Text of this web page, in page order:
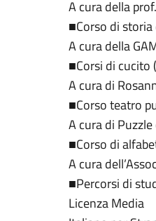
A cura della
■Corso di storia
A cura della
■Corsi di cucito
A cura di
■Corso teatro
A cura di
■Corso di
A cura
■Percorsi di
Licenza Media